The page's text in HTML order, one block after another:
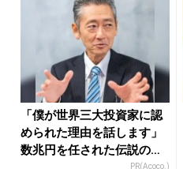
「僕が世界三大投資家に認
められた理由を話します」
数兆円を任された伝説の投
PR(Acoco.)